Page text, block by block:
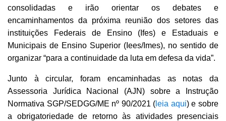
consolidadas e irão orientar os debates e
encaminhamentos da próxima reunião dos setores das
instituições Federais de Ensino (Ifes) e Estaduais e
Municipais de Ensino Superior (Iees/Imes), no sentido de
organizar “para a continuidade da luta em defesa da vida”.
Junto à circular, foram encaminhadas as notas da
Assessoria Jurídica Nacional (AJN) sobre a Instrução
Normativa SGP/SEDGG/ME nº 90/2021 ( leia aqui) e sobre
a obrigatoriedade de retorno às atividades presenciais